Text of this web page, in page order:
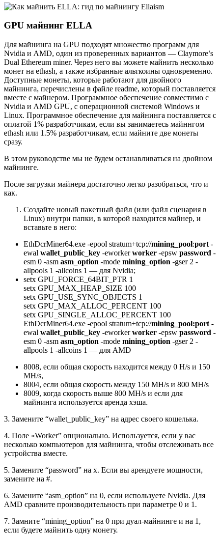
GPU майнинг ELLA
Для майнинга на GPU подходят множество программ для
Nvidia и AMD, один из проверенных вариантов — Claymore’s
Dual Ethereum miner. Через него вы можете майнить несколько
монет на ethash, а также избранные альткоины одновременно.
Доступные монеты, которые работают для двойного
майнинга, перечислены в файле readme, который поставляется
вместе с майнером. Программное обеспечение совместимо с
Nvidia и AMD GPU, с операционной системой Windows и
Linux. Программное обеспечение для майнинга поставляется с
оплатой 1% разработчикам, если вы занимаетесь майннгом
ethash или 1.5% разработчикам, если майните две монеты
сразу.
В этом руководстве мы не будем останавливаться на двойном
майнинге.
После загрузки майнера достаточно легко разобраться, что и
как.
Создайте новый пакетный файл (или файл сценария в
Linux) внутри папки, в которой находится майнер, и
вставьте в него:
EthDcrMiner64.exe -epool stratum+tcp://mining_pool:port -
ewal wallet_public_key -eworkerworker -epsw password -
esm 0 -asm asm_option -mode mining_option -gser 2 -
allpools 1 -allcoins 1 — для Nvidia;
setx GPU_FORCE_64BIT_PTR 1
setx GPU_MAX_HEAP_SIZE 100
setx GPU_USE_SYNC_OBJECTS 1
setx GPU_MAX_ALLOC_PERCENT 100
setx GPU_SINGLE_ALLOC_PERCENT 100
EthDcrMiner64.exe -epool stratum+tcp://mining_pool:port -
ewal wallet_public_key -eworkerworker -epsw password -
esm 0 -asm asm_option -mode mining_option -gser 2 -
allpools 1 -allcoins 1 — для AMD
8008, если общая скорость находится между 0 H/s и 150
MH/s,
8004, если общая скорость между 150 MH/s и 800 MH/s
8009, когда скорость выше 800 MH/s и если для
майнинга используется аренда хэша.
3. Замените “wallet_public_key” на адрес своего кошелька.
4. Поле «Worker” опционально. Используется, если у вас
несколько компьютеров для майнинга, чтобы отслеживать все
устройства вместе.
5. Замените “password” на x. Если вы арендуете мощности,
замените на #.
6. Замените “asm_option” на 0, если используете Nvidia. Для
AMD сравните производительность при параметре 0 и 1.
7. Замните “mining_option” на 0 при дуал-майнинге и на 1,
если будете майнить одну монету.